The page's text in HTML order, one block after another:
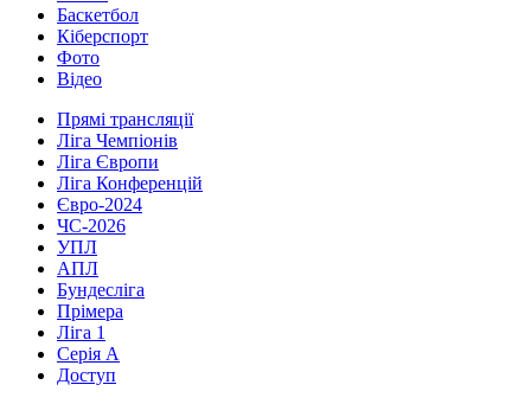
Баскетбол
Кіберспорт
Фото
Відео
Прямі трансляції
Ліга Чемпіонів
Ліга Європи
Ліга Конференцій
Євро-2024
ЧС-2026
УПЛ
АПЛ
Бундесліга
Прімера
Ліга 1
Серія А
Доступ